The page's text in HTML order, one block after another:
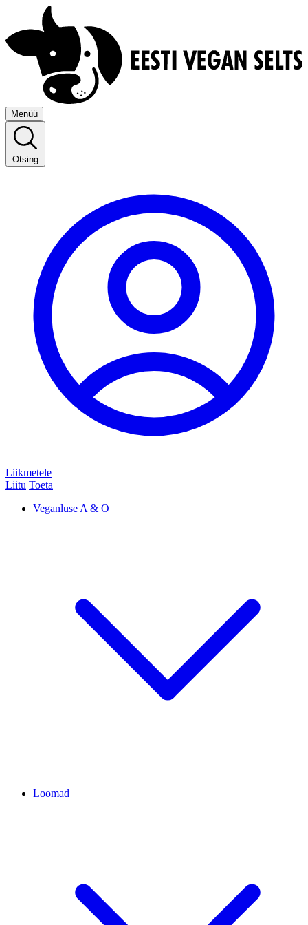
Menüü
Otsing
Liikmetele
Liitu Toeta
Veganluse A & O
Loomad